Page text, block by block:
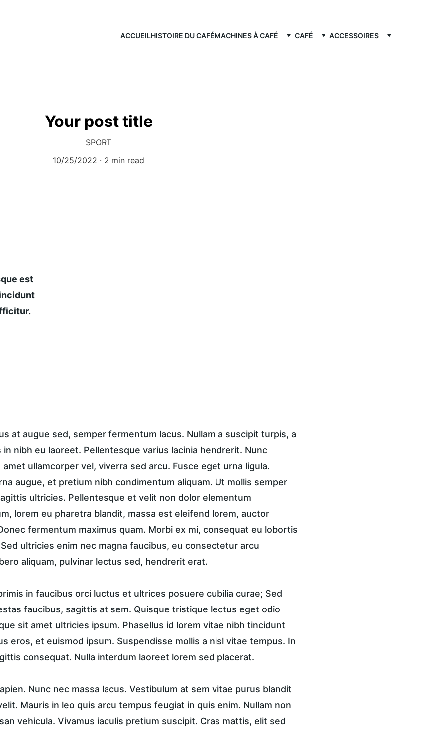
ACCUEILHISTOIRE DU CAFÉMACHINES À CAFÉ CAFÉ ACCESSOIRES
Your post title
SPORT
10/25/2022
2 min read
est
at augue sed, semper fermentum lacus. Nullam a suscipit turpis, a
in nibh eu laoreet. Pellentesque varius lacinia hendrerit. Nunc
ullamcorper vel, viverra sed arcu. Fusce eget urna ligula.
augue, et pretium nibh condimentum aliquam. Ut mollis semper
ultricies. Pellentesque et velit non dolor elementum
lorem eu pharetra blandit, massa est eleifend lorem, auctor
fermentum maximus quam. Morbi ex mi, consequat eu lobortis
ultricies enim nec magna faucibus, eu consectetur arcu
aliquam, pulvinar lectus sed, hendrerit erat.
in faucibus orci luctus et ultrices posuere cubilia curae; Sed
faucibus, sagittis at sem. Quisque tristique lectus eget odio
sit amet ultricies ipsum. Phasellus id lorem vitae nibh tincidunt
eros, et euismod ipsum. Suspendisse mollis a nisl vitae tempus. In
consequat. Nulla interdum laoreet lorem sed placerat.
Nunc nec massa lacus. Vestibulum at sem vitae purus blandit
Mauris in leo quis arcu tempus feugiat in quis enim. Nullam non
vehicula. Vivamus iaculis pretium suscipit. Cras mattis, elit sed